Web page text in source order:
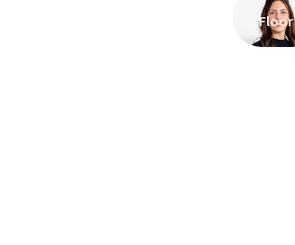
Floor